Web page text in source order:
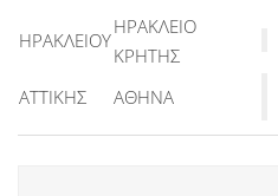
ΗΡΑΚΛΕΙΟΥ
ΗΡΑΚΛΕΙΟ
ΚΡΗΤΗΣ
ΑΤΤΙΚΗΣ ΑΘΗΝΑ